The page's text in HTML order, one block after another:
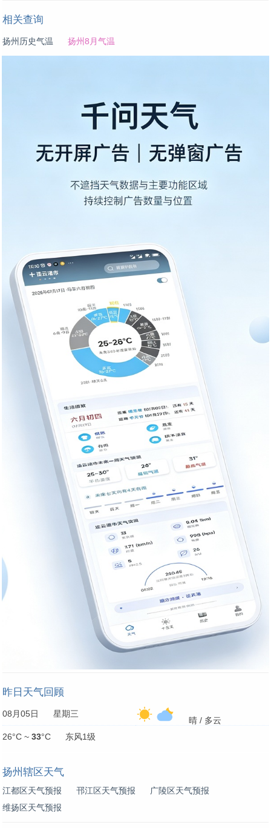
相关查询
扬州历史气温 扬州8月气温
昨日天气回顾
08月05日 星期三
晴 / 多云
26°C ~ 33°C 东风1级
扬州辖区天气
江都区天气预报 邗江区天气预报
广陵区天气预报
维扬区天气预报